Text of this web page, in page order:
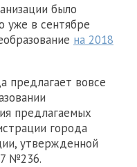
было
уже в сентябре
на 2018
предлагает вовсе
предлагаемых
города
утвержденной
№236.